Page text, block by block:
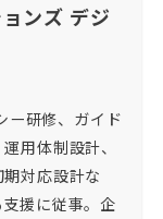
ンズ デジ
ー研修、ガイド
用体制設計、
対応設計な
援に従事。企